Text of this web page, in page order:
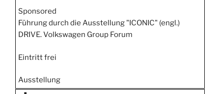
Sponsored
Führung durch die Ausstellung "ICONIC" (engl.)
DRIVE. Volkswagen Group Forum
Eintritt frei
Ausstellung